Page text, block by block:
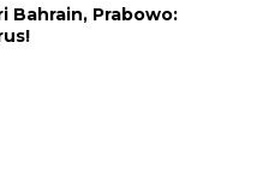
Bahrain, Prabowo: